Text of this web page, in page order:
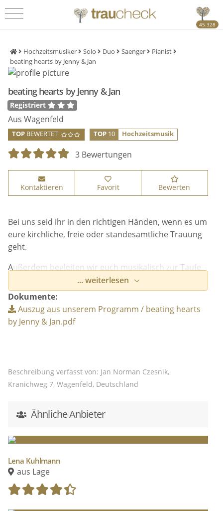
45.328
Hochzeitsmusiker Solo Duo Saenger
Pianist
beating hearts by Jenny & Jan
beating hearts by Jenny & Jan
Registriert
Aus Wagenfeld
TOP BEWERTET TOP 10 Hochzeitsmusik
3 Bewertungen
Kontaktieren Favorit Bewerten
Bei uns seid ihr in den richtigen Händen, wenn es um
eure kirchliche, freie oder standesamtliche Trauung
geht.
Außerdem begleiten wir euch musikalisch zur Taufe
eures Kindes, zum Empfang und zum Dinner.
Ob gefühlvolle Ballade, aktueller Popsong oder
klassisches Werk - wir spielen euch euren ganz
individuellen Gesangsmoment.
Wir würden uns freuen, wenn wir euch am
schönsten Tag in eurem Leben begleiten dürfen.
... weiterlesen
Dokumente:
Auszug aus unserem Programm / beating hearts
by Jenny & Jan.pdf
Beschreibung verfasst von: Jan Norman Czesnik,
Kranichweg 7, Wagenfeld, Deutschland
Ähnliche Anbieter
Lena Kuhlmann
aus Lage